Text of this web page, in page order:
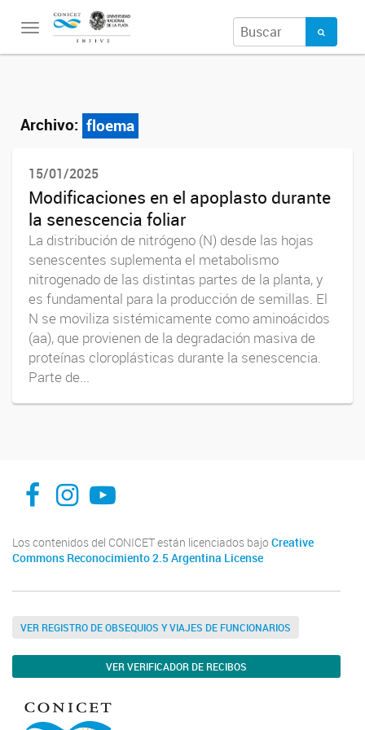
Toggle
navigation
Archivo: floema
15/01/2025
Modificaciones en el apoplasto durante
la senescencia foliar
La distribución de nitrógeno (N) desde las hojas
senescentes suplementa el metabolismo
nitrogenado de las distintas partes de la planta, y
es fundamental para la producción de semillas. El
N se moviliza sistémicamente como aminoácidos
(aa), que provienen de la degradación masiva de
proteínas cloroplásticas durante la senescencia.
Parte de...
INFIVE La Plata Instituto de Fisiología Vegetal, La Plata
Los contenidos del CONICET están licenciados bajo Creative
Commons Reconocimiento 2.5 Argentina License
VER REGISTRO DE OBSEQUIOS Y VIAJES DE FUNCIONARIOS
VER VERIFICADOR DE RECIBOS